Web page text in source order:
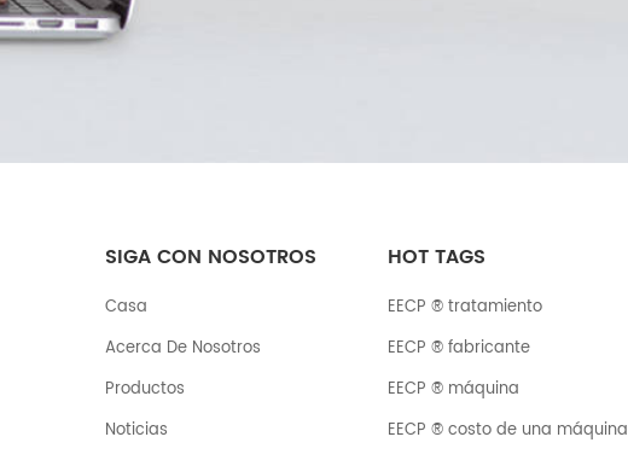
SIGA CON NOSOTROS
Casa
Acerca De Nosotros
Productos
Noticias
HOT TAGS
EECP ® tratamiento
EECP ® fabricante
EECP ® máquina
EECP ® costo de una máquina